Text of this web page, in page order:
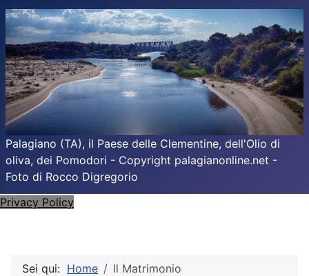
Palagiano (TA), il Paese delle Clementine, dell'Olio di
oliva, dei Pomodori - Copyright palagianonline.net -
Foto di Rocco Digregorio
Privacy Policy
Sei qui: Home Il Matrimonio